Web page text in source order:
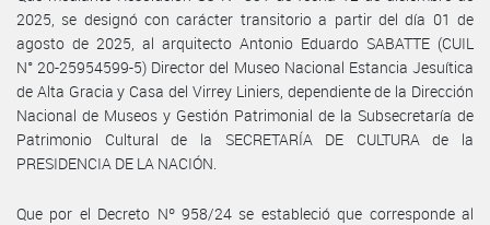
2025, se designó con carácter transitorio a partir del día 01 de
agosto de 2025, al arquitecto Antonio Eduardo SABATTE (CUIL
N° 20-25954599-5) Director del Museo Nacional Estancia Jesuítica
de Alta Gracia y Casa del Virrey Liniers, dependiente de la Dirección
Nacional de Museos y Gestión Patrimonial de la Subsecretaría de
Patrimonio Cultural de la SECRETARÍA DE CULTURA de la
PRESIDENCIA DE LA NACIÓN.
Que por el Decreto Nº 958/24 se estableció que corresponde al